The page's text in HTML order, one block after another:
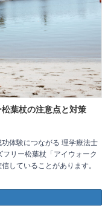
葉杖の注意点と対策
体験につながる 理学療法士
リー松葉杖「アイウォーク
していることがあります。